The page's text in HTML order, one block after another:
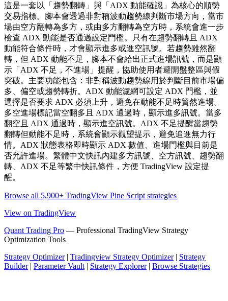
這是一套以「趨勢翻轉」與「ADX 動能確認」為核心的順勢
交易指標。腳本會透過非對稱波動趨勢線判斷市場方向，當市
場由空方翻轉為多方，或由多方翻轉為空方時，系統會進一步
檢查 ADX 動能是否通過設定門檻。只有在趨勢翻轉且 ADX
動能符合條件時，才會顯示進多或進空訊號。若趨勢雖然翻
轉，但 ADX 動能不足，腳本不會給出正式進場訊號，而是顯
示「ADX 不足，不進場」提醒，協助使用者避開盤整區與假
突破。主要功能包含：非對稱波動趨勢線用於判斷目前市場偏
多、偏空或趨勢轉折。ADX 動能濾網可設定 ADX 門檻，並
選擇是否要求 ADX 必須上升，避免在動能不足時貿然進場。
多空進場標記當空翻多且 ADX 通過時，顯示進多訊號。當多
翻空且 ADX 通過時，顯示進空訊號。ADX 不足提醒當趨勢
翻轉但動能不足時，系統會顯示觀望提示，避免追進無力行
情。ADX 狀態表格即時顯示 ADX 數值、進場門檻與目前是
否允許進場。繁體中文快訊內建多方訊號、空方訊號、趨勢翻
轉、ADX 不足等繁中快訊條件，方便 TradingView 設定提
醒。
Browse all 5,900+ TradingView Pine Script strategies
View on TradingView
Quant Trading Pro — Professional TradingView Strategy
Optimization Tools
Strategy Optimizer| Tradingview Strategy Optimizer| Strategy
Builder| Parameter Vault| Strategy Explorer| Browse Strategies